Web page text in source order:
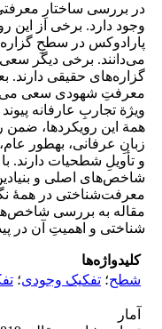
در بررسی ساختارِ
وجود دارد. برخی از این
پارادوکس در سطحِ
می‌دانند. برخی دیگر
گزاره‌های حقیقی دارند.
معرفتِ شهودی سعی
ویژة تجاربِ عارفانه پیوند
همة این رویکردها،
زبانِ عرفانی، بهطور
و تأویلِ شطحیات دارند.
شاخص‌های اصلی و
معرفت‌شناختی در همۀ
مقاله به بررسی
شناختی و اهمیتِ آن در
کلیدواژه‌ها
شطح؛ تفکیک وجودی؛
آمار